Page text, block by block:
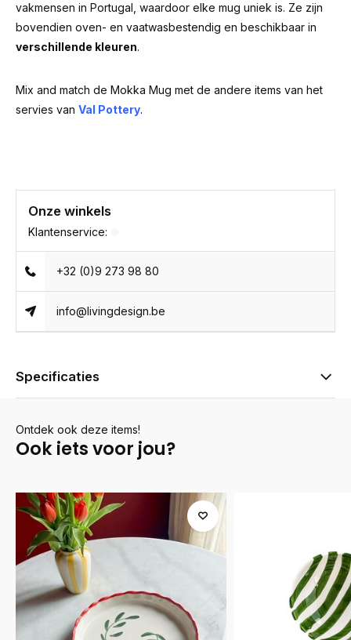
vakmensen in Portugal, waardoor elke mug uniek is. Ze zijn
bovendien oven- en vaatwasbestendig en beschikbaar in
verschillende kleuren.
Mix and match de Mokka Mug met de andere items van het
servies van Val Pottery.
Onze winkels
Klantenservice:
+32 (0)9 273 98 80
info@livingdesign.be
Specificaties
Ontdek ook deze items!
Ook iets voor jou?